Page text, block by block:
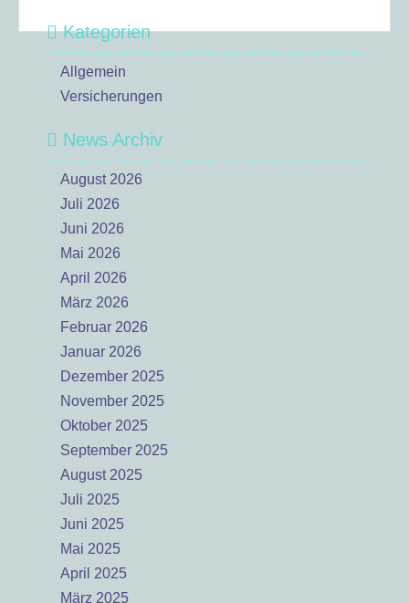
Kategorien
Allgemein
Versicherungen
News Archiv
August 2026
Juli 2026
Juni 2026
Mai 2026
April 2026
März 2026
Februar 2026
Januar 2026
Dezember 2025
November 2025
Oktober 2025
September 2025
August 2025
Juli 2025
Juni 2025
Mai 2025
April 2025
März 2025